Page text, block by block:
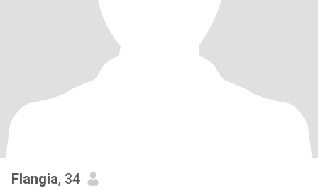
Flangia, 34